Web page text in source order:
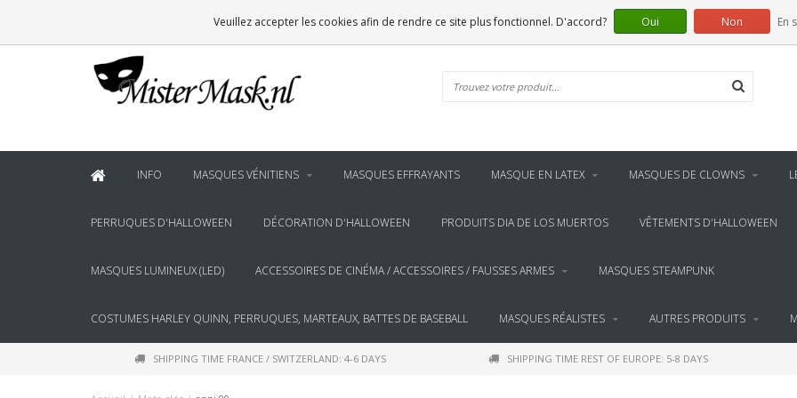
GRATIS BEZORGING
INFO MASQUES VÉNITIENS MASQUES EFFRAYANTS MASQUE EN LATEX MASQUES DE CLOWNS
PERRUQUES D'HALLOWEEN DÉCORATION D'HALLOWEEN PRODUITS DIA DE LOS MUERTOS VÊTEMENTS D'HALLOWEEN
MASQUES LUMINEUX (LED) ACCESSOIRES DE CINÉMA / ACCESSOIRES / FAUSSES ARMES MASQUES STEAMPUNK
COSTUMES HARLEY QUINN, PERRUQUES, MARTEAUX, BATTES DE BASEBALL MASQUES RÉALISTES AUTRES PRODUITS
SHIPPING TIME FRANCE / SWITZERLAND: 4-6 DAYS SHIPPING TIME REST OF EUROPE: 5-8 DAYS
Veuillez accepter les cookies afin de rendre ce site plus fonctionnel. D'accord? Oui Non En